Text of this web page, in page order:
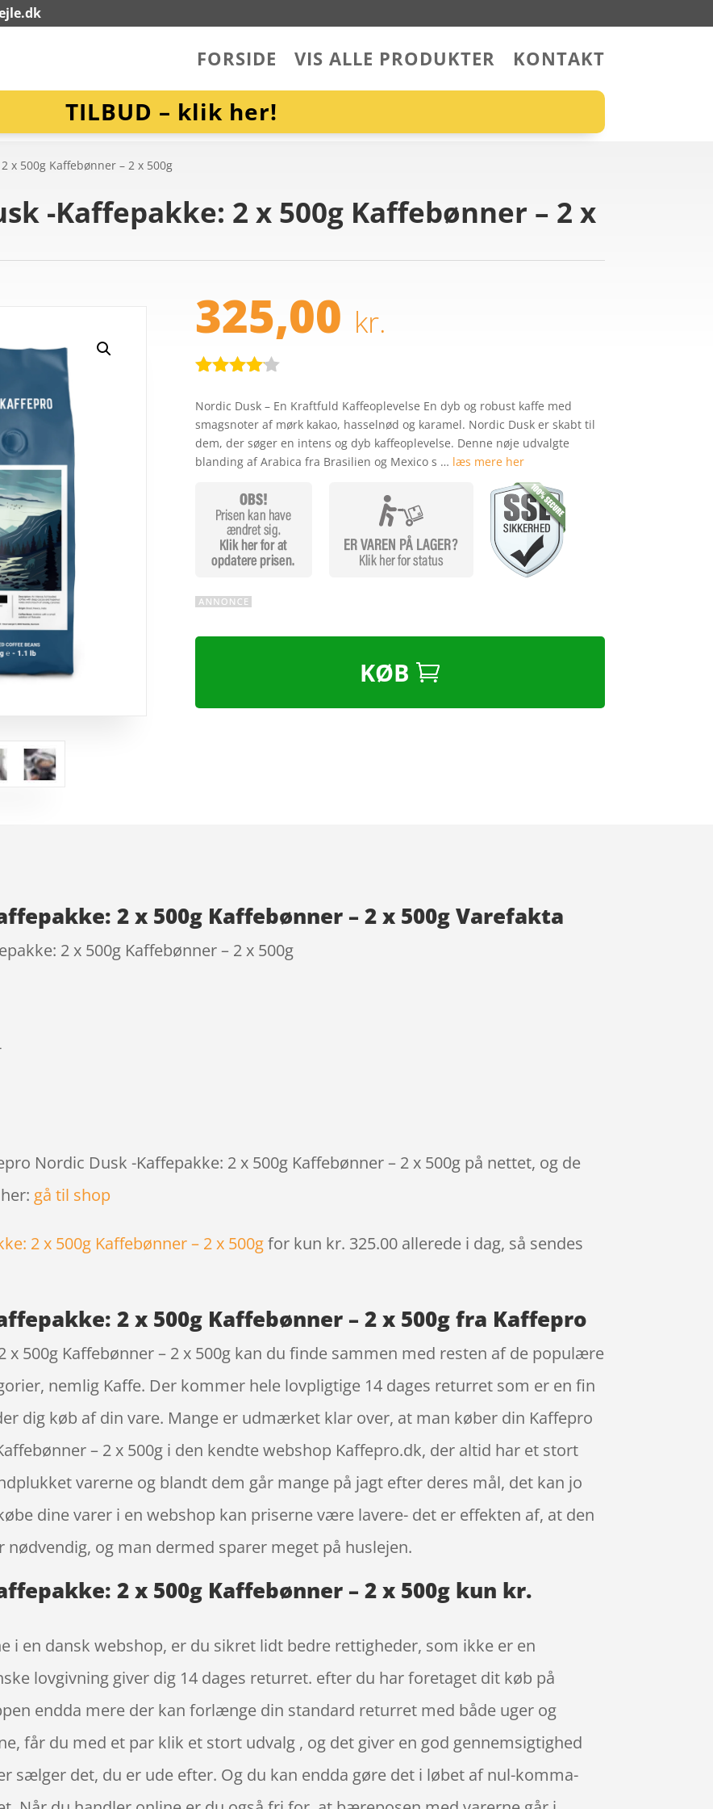
FORSIDE VIS ALLE PRODUKTER KONTAKT
TILBUD – klik her!
x 500g Kaffebønner – 2 x 500g
-Kaffepakke: 2 x 500g Kaffebønner – 2 x
325,00 kr.
som4
ud af 5
baseret
på
kundebed
Nordic Dusk – En Kraftfuld Kaffeoplevelse En dyb og robust kaffe med
smagsnoter af mørk kakao, hasselnød og karamel. Nordic Dusk er skabt til
dem, der søger en intens og dyb kaffeoplevelse. Denne nøje udvalgte
blanding af Arabica fra Brasilien og Mexico s … læs mere her
KØB
2 x 500g Kaffebønner – 2 x 500g Varefakta
2 x 500g Kaffebønner – 2 x 500g
Nordic Dusk -Kaffepakke: 2 x 500g Kaffebønner – 2 x 500g på nettet, og de
her:gå til shop
2 x 500g Kaffebønner – 2 x 500gfor kun kr. 325.00 allerede i dag, så sendes
2 x 500g Kaffebønner – 2 x 500g fra Kaffepro
x 500g Kaffebønner – 2 x 500g kan du finde sammen med resten af de populære
nemlig Kaffe. Der kommer hele lovpligtige 14 dages returret som er en fin
dig køb af din vare. Mange er udmærket klar over, at man køber din Kaffepro
– 2 x 500g i den kendte webshop Kaffepro.dk, der altid har et stort
varerne og blandt dem går mange på jagt efter deres mål, det kan jo
dine varer i en webshop kan priserne være lavere- det er effekten af, at den
og man dermed sparer meget på huslejen.
2 x 500g Kaffebønner – 2 x 500g kun kr.
i en dansk webshop, er du sikret lidt bedre rettigheder, som ikke er en
lovgivning giver dig 14 dages returret. efter du har foretaget dit køb på
endda mere der kan forlænge din standard returret med både uger og
får du med et par klik et stort udvalg , og det giver en god gennemsigtighed
sælger det, du er ude efter. Og du kan endda gøre det i løbet af nul-komma-